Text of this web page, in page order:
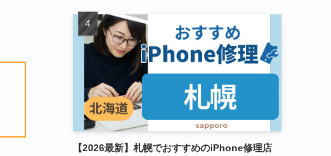
【2026最新】札幌でおすすめのiPhone修理店